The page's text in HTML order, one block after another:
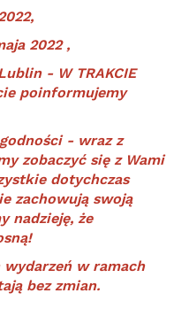
2022 ,
- W TRAKCIE
poinformujemy
- wraz z
zobaczyć się z Wami
dotychczas
zachowują swoją
nadzieję, że
wydarzeń w ramach
bez zmian.